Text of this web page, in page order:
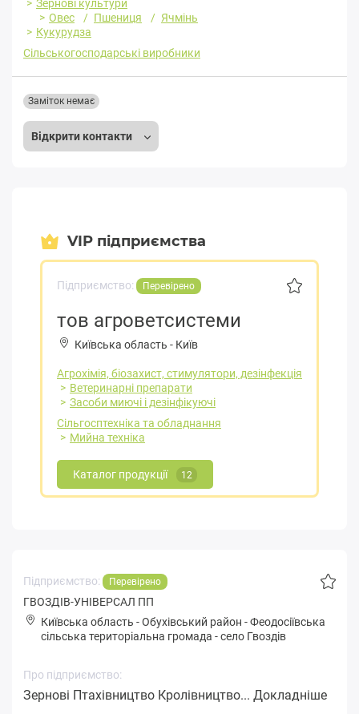
Зернові культури
Овес
Пшениця
Ячмінь
Кукурудза
Сільськогосподарські виробники
Відкрити контакти
Заміток немає
VIP підприємства
Підприємство: Перевірено
тов агроветсистеми
Київська область - Київ
Агрохімія, біозахист, стимулятори, дезінфекція
Ветеринарні препарати
Засоби миючі і дезінфікуючі
Сільгосптехніка та обладнання
Мийна техніка
Каталог продукції 12
Підприємство: Перевірено
ГВОЗДІВ-УНІВЕРСАЛ ПП
Київська область -Обухівський район -Фeoдoсіївськa
сільська територіальна громада -село Гвоздів
Про підприємство:
Зернові Птахівництво Кролівництво... Докладніше